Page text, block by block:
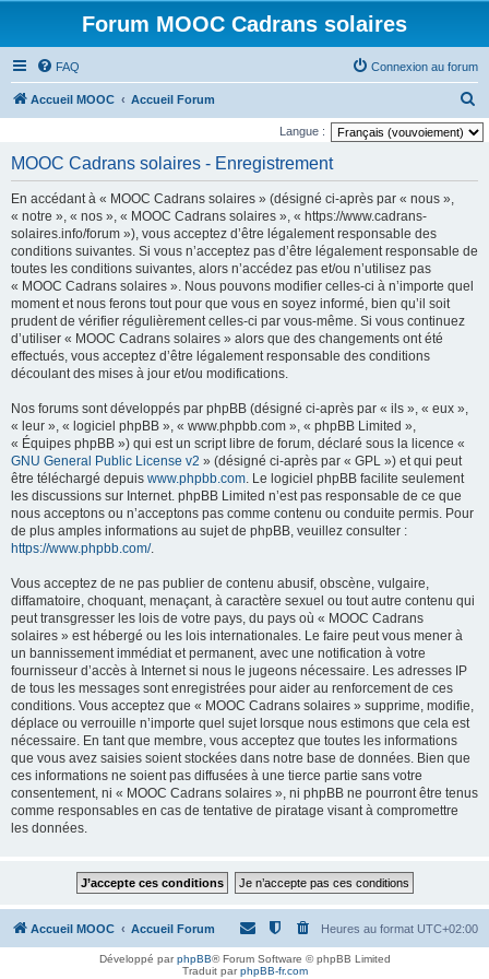
Forum MOOC Cadrans solaires
FAQ Connexion au forum
Accueil MOOC Accueil Forum
e
Langue :
MOOC Cadrans solaires - Enregistrement
En accédant à « MOOC Cadrans solaires » (désigné ci-après par « nous »,
« notre », « nos », « MOOC Cadrans solaires », « https://www.cadrans-
solaires.info/forum »), vous acceptez d’être légalement responsable des
conditions suivantes. Si vous n’acceptez pas d’être légalement responsable de
toutes les conditions suivantes, alors n’accédez pas et/ou n’utilisez pas
« MOOC Cadrans solaires ». Nous pouvons modifier celles-ci à n’importe quel
moment et nous ferons tout pour que vous en soyez informé, bien qu’il soit
prudent de vérifier régulièrement celles-ci par vous-même. Si vous continuez
d’utiliser « MOOC Cadrans solaires » alors que des changements ont été
effectués, vous acceptez d’être légalement responsable des conditions
découlant des mises à jour et/ou modifications.
Nos forums sont développés par phpBB (désigné ci-après par « ils », « eux »,
« leur », « logiciel phpBB », « www.phpbb.com », « phpBB Limited »,
« Équipes phpBB ») qui est un script libre de forum, déclaré sous la licence «
GNU General Public License v2 » (désigné ci-après par « GPL ») et qui peut
être téléchargé depuis www.phpbb.com. Le logiciel phpBB facilite seulement
les discussions sur Internet. phpBB Limited n’est pas responsable de ce que
nous acceptons ou n’acceptons pas comme contenu ou conduite permis. Pour
de plus amples informations au sujet de phpBB, veuillez consulter :
https://www.phpbb.com/.
Vous acceptez de ne pas publier de contenu abusif, obscène, vulgaire,
diffamatoire, choquant, menaçant, à caractère sexuel ou tout autre contenu qui
peut transgresser les lois de votre pays, du pays où « MOOC Cadrans
solaires » est hébergé ou les lois internationales. Le faire peut vous mener à
un bannissement immédiat et permanent, avec une notification à votre
fournisseur d’accès à Internet si nous le jugeons nécessaire. Les adresses IP
de tous les messages sont enregistrées pour aider au renforcement de ces
conditions. Vous acceptez que « MOOC Cadrans solaires » supprime, modifie,
déplace ou verrouille n’importe quel sujet lorsque nous estimons que cela est
nécessaire. En tant que membre, vous acceptez que toutes les informations
que vous avez saisies soient stockées dans notre base de données. Bien que
ces informations ne soient pas diffusées à une tierce partie sans votre
consentement, ni « MOOC Cadrans solaires », ni phpBB ne pourront être tenus
comme responsables en cas de tentative de piratage visant à compromettre
les données.
Accueil MOOC Accueil Forum Heures au format UTC+02:00
Développé parphpBB® Forum Software © phpBB Limited
Traduit parphpBB-fr.com